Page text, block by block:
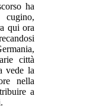
ha
qui ora
città
vede la
nella
a